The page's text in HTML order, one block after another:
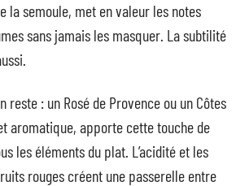
la semoule, met en valeur les notes
sans jamais les masquer. La subtilité
reste : un Rosé de Provence ou un Côtes
aromatique, apporte cette touche de
les éléments du plat. L’acidité et les
rouges créent une passerelle entre